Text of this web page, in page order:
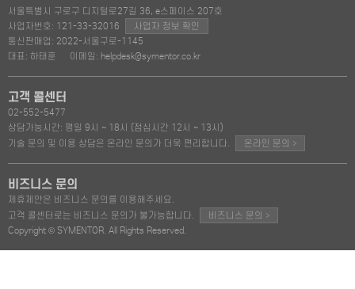
서울특별시 구로구 디지털로27길 36, e스페이스 207호
사업자번호: 121-33-32016
사업자 정보 확인
통신판매업: 2022-서울구로-1145
대표: 하태훈
이메일: helpdesk@symentor.co.kr
고객 콜센터
02-552-5477
상담가능시간: 평일 9시 ~ 18시 (점심시간 12시 ~ 13시)
기술 문의 및 이용 상담은 온라인 문의가 더욱 편리합니다.
온라인 문의 >
비즈니스 문의
제휴제안은 비즈니스 문의를 이용해주세요.
고객 콜센터로는 비즈니스 문의가 불가능합니다.
비즈니스 문의 >
Copyright © SYMENTOR. All Rights Reserved.